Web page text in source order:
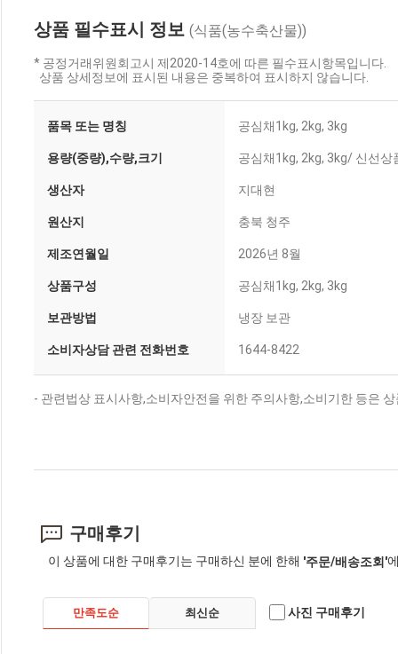
상품 필수표시 정보 (식품(농수축산물))
* 공정거래위원회고시 제2020-14호에 따른 필수표시항목입니다.
상품 상세정보에 표시된 내용은 중복하여 표시하지 않습니다.
품목 또는 명칭 공심채1kg, 2kg, 3kg
용량(중량),수량,크기 공심채1kg, 2kg, 3kg/ 신선상
생산자 지대현
원산지 충북 청주
제조연월일 2026년 8월
상품구성 공심채1kg, 2kg, 3kg
보관방법 냉장 보관
소비자상담 관련 전화번호 1644-8422
- 관련법상 표시사항,소비자안전을 위한 주의사항,소비기한 등은
구매후기
이 상품에 대한 구매후기는 구매하신 분에 한해 '주문/배송조회'
만족도순 최신순 사진 구매후기